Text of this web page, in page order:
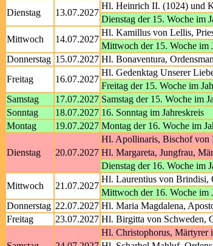
Dienstag
13.07.2027
Hl. Heinrich II. (1024) und
Dienstag der 15. Woche im
Mittwoch
14.07.2027
Hl. Kamillus von Lellis,
Mittwoch der 15. Woche im
Donnerstag 15.07.2027 Hl. Bonaventura,
Freitag
16.07.2027
Hl. Gedenktag Unserer
Freitag der 15. Woche im
Samstag
17.07.2027 Samstag der 15. Woche im
Sonntag
18.07.2027 16. Sonntag im Jahreskreis
Montag
19.07.2027 Montag der 16. Woche im
Dienstag 20.07.2027
Hl. Apollinaris, Bischof von
Hl. Margareta, Jungfrau,
Dienstag der 16. Woche im
Mittwoch
21.07.2027
Hl. Laurentius von Brindisi,
Mittwoch der 16. Woche im
Donnerstag 22.07.2027 Hl. Maria Magdalena,
Freitag
23.07.2027 Hl. Birgitta von Schweden,
Hl. Christophorus, Märtyrer